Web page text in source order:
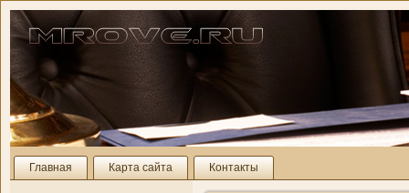
Главная Карта сайта Контакты